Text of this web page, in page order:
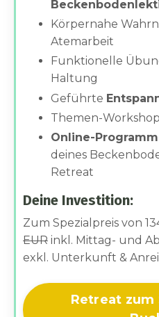
Körpernahe
Atemarbeit
Funktionelle
Haltung
Geführte
Themen-
Online-
deines
Retreat
Deine Investition:
Zum Spezialpreis von
EUR inkl. Mittag- und
exkl. Unterkunft &
Retreat zum